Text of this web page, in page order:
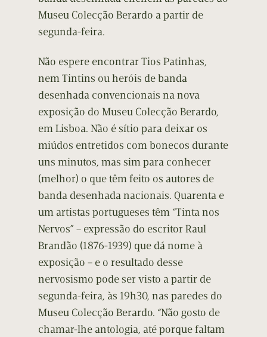
Museu Colecção Berardo a partir de
segunda-feira.
Não espere encontrar Tios Patinhas,
nem Tintins ou heróis de banda
desenhada convencionais na nova
exposição do Museu Colecção Berardo,
em Lisboa. Não é sítio para deixar os
miúdos entretidos com bonecos durante
uns minutos, mas sim para conhecer
(melhor) o que têm feito os autores de
banda desenhada nacionais. Quarenta e
um artistas portugueses têm “Tinta nos
Nervos” – expressão do escritor Raul
Brandão (1876-1939) que dá nome à
exposição – e o resultado desse
nervosismo pode ser visto a partir de
segunda-feira, às 19h30, nas paredes do
Museu Colecção Berardo. “Não gosto de
chamar-lhe antologia, até porque faltam